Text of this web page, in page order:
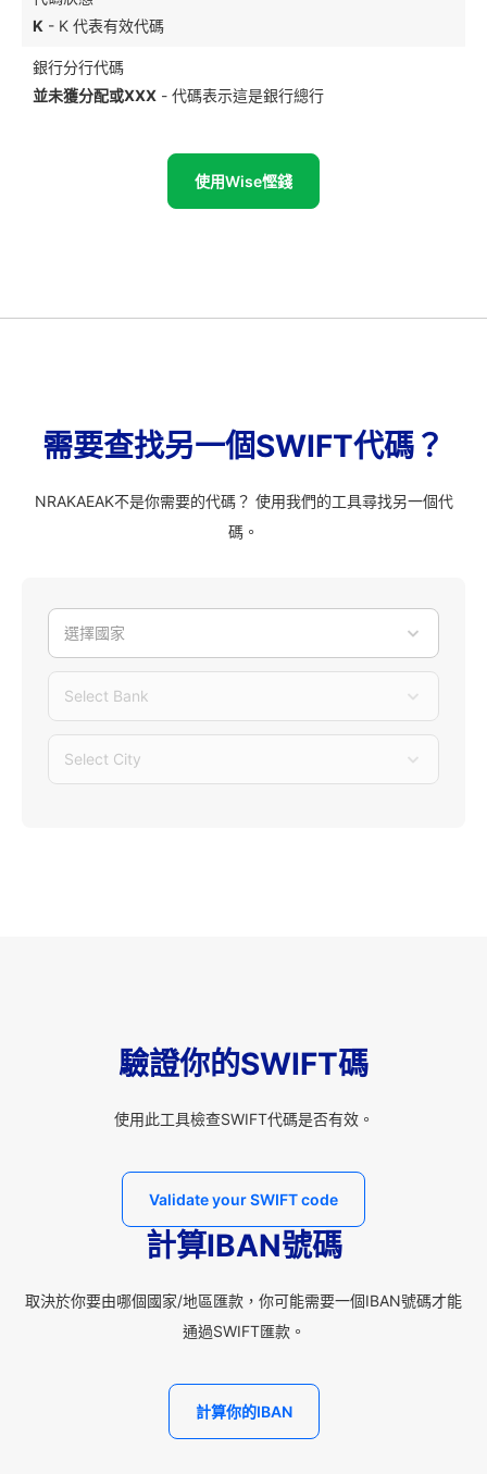
K - K 代表有效代碼
銀行分行代碼
並未獲分配或XXX - 代碼表示這是銀行總行
使用Wise慳錢
需要查找另一個SWIFT代碼？
NRAKAEAK不是你需要的代碼？ 使用我們的工具尋找另一個代
碼。
選擇國家
Select Bank
Select City
驗證你的SWIFT碼
使用此工具檢查SWIFT代碼是否有效。
Validate your SWIFT code
計算IBAN號碼
取決於你要由哪個國家/地區匯款，你可能需要一個IBAN號碼才能
通過SWIFT匯款。
計算你的IBAN